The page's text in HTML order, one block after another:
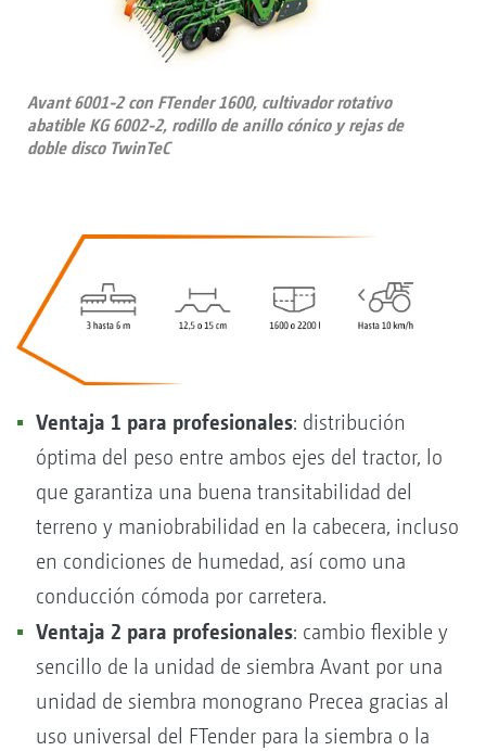
Avant 6001-2 con FTender 1600, cultivador rotativo
abatible KG 6002-2, rodillo de anillo cónico y rejas de
doble disco TwinTeC
Ventaja 1 para profesionales: distribución
óptima del peso entre ambos ejes del tractor, lo
que garantiza una buena transitabilidad del
terreno y maniobrabilidad en la cabecera, incluso
en condiciones de humedad, así como una
conducción cómoda por carretera.
Ventaja 2 para profesionales: cambio flexible y
sencillo de la unidad de siembra Avant por una
unidad de siembra monograno Precea gracias al
uso universal del FTender para la siembra o la